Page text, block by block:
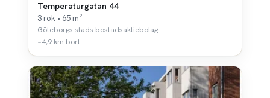
Temperaturgatan 44
3 rok • 65 m²
Göteborgs stads bostadsaktiebolag
~4,9 km bort